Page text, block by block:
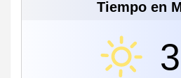
Tiempo en